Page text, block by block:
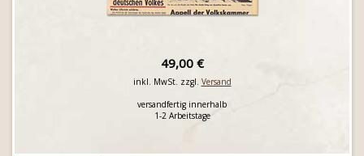
49,00 €
inkl. MwSt. zzgl. Versand
versandfertig innerhalb
1-2 Arbeitstage